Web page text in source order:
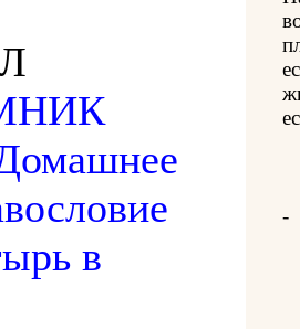
в
-